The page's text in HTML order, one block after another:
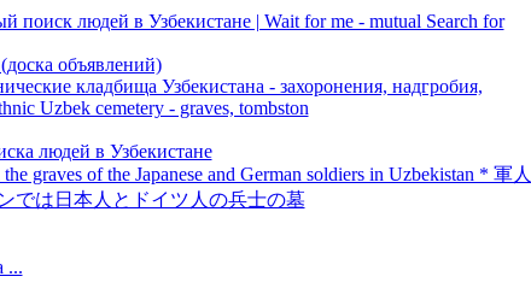
поиск людей в Узбекистане | Wait for me - mutual Search for
объявлений)
кладбища Узбекистана - захоронения, надгробия,
Uzbek cemetery - graves, tombston
людей в Узбекистане
graves of the Japanese and German soldiers in Uzbekistan * 軍人
では日本人とドイツ人の兵士の墓
...